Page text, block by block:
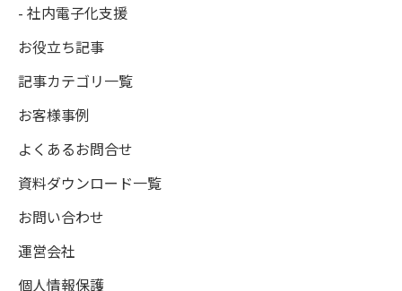
- 社内電子化支援
お役立ち記事
記事カテゴリ一覧
お客様事例
よくあるお問合せ
資料ダウンロード一覧
お問い合わせ
運営会社
個人情報保護